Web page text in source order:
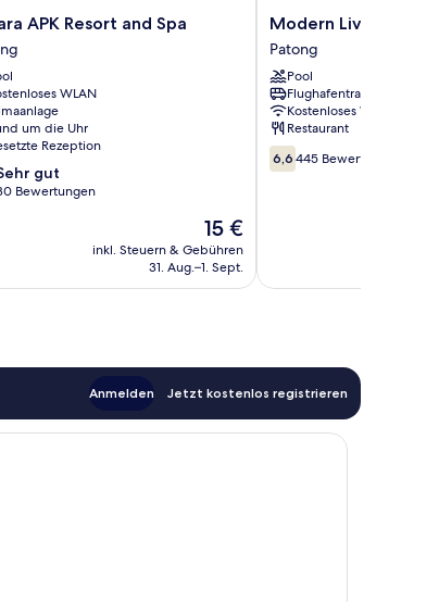
APK Resort and Spa
WLAN
um die Uhr
Rezeption
gut
Bewertungen
Der
Preis
beträgt
15 €
inkl. Steuern & Gebühren
31. Aug.–1. Sept.
Modern
Living
Hotel
Patong
Modern Living Hotel
Patong
Pool
Flughafentransfer
Kostenloses WLAN
Restaurant
6.6
von
6,6 445 Bewertungen
Anmelden Jetzt kostenlos registrieren